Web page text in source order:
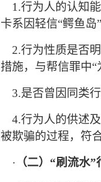
1.行为人的认知
卡系因轻信“鳄鱼岛
2.行为性质是否
措施，与帮信罪中“
3.是否曾因同类
4.行为人的供述
被欺骗的过程，符
· （二） “刷流水”